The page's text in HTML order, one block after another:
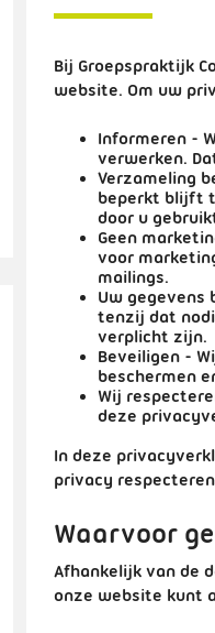
Bij Groepspraktijk
website. Om uw
Informeren -
verwerken.
Verzameling
beperkt blijft
door u
Geen
voor
mailings.
Uw gegevens
tenzij dat
verplicht zijn.
Beveiligen -
beschermen
Wij
deze
In deze
privacy
Waarvoor
Afhankelijk van de
onze website kunt